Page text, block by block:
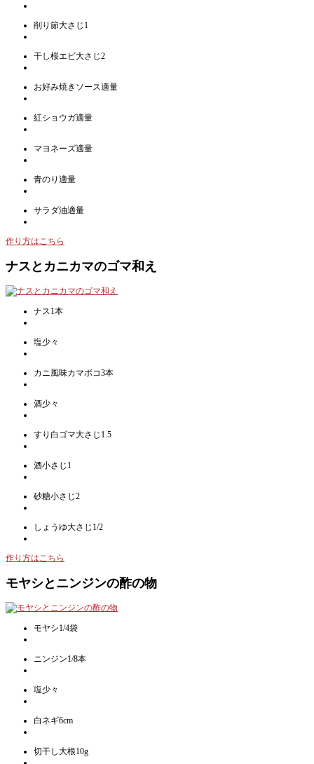
削り節大さじ1
干し桜エビ大さじ2
お好み焼きソース適量
紅ショウガ適量
マヨネーズ適量
青のり適量
サラダ油適量
作り方はこちら
ナスとカニカマのゴマ和え
ナス1本
塩少々
カニ風味カマボコ3本
酒少々
すり白ゴマ大さじ1.5
酒小さじ1
砂糖小さじ2
しょうゆ大さじ1/2
作り方はこちら
モヤシとニンジンの酢の物
モヤシ1/4袋
ニンジン1/8本
塩少々
白ネギ6cm
切干し大根10g